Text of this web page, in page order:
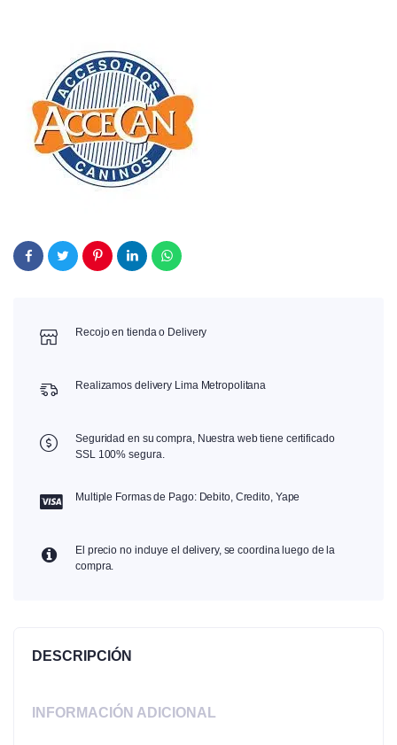
Recojo en tienda o Delivery
Realizamos delivery Lima Metropolitana
Seguridad en su compra, Nuestra web tiene certificado
SSL 100% segura.
Multiple Formas de Pago: Debito, Credito, Yape
El precio no incluye el delivery, se coordina luego de la
compra.
DESCRIPCIÓN
INFORMACIÓN ADICIONAL